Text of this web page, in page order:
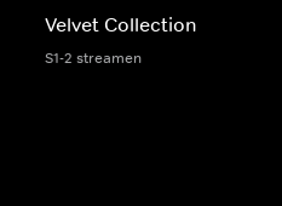
Velvet Collection
S1-2 streamen